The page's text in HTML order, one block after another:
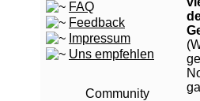
FAQ
Feedback
Impressum
Uns empfehlen
Community